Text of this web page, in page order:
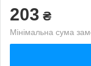
203 ₴
Мінімальна сума